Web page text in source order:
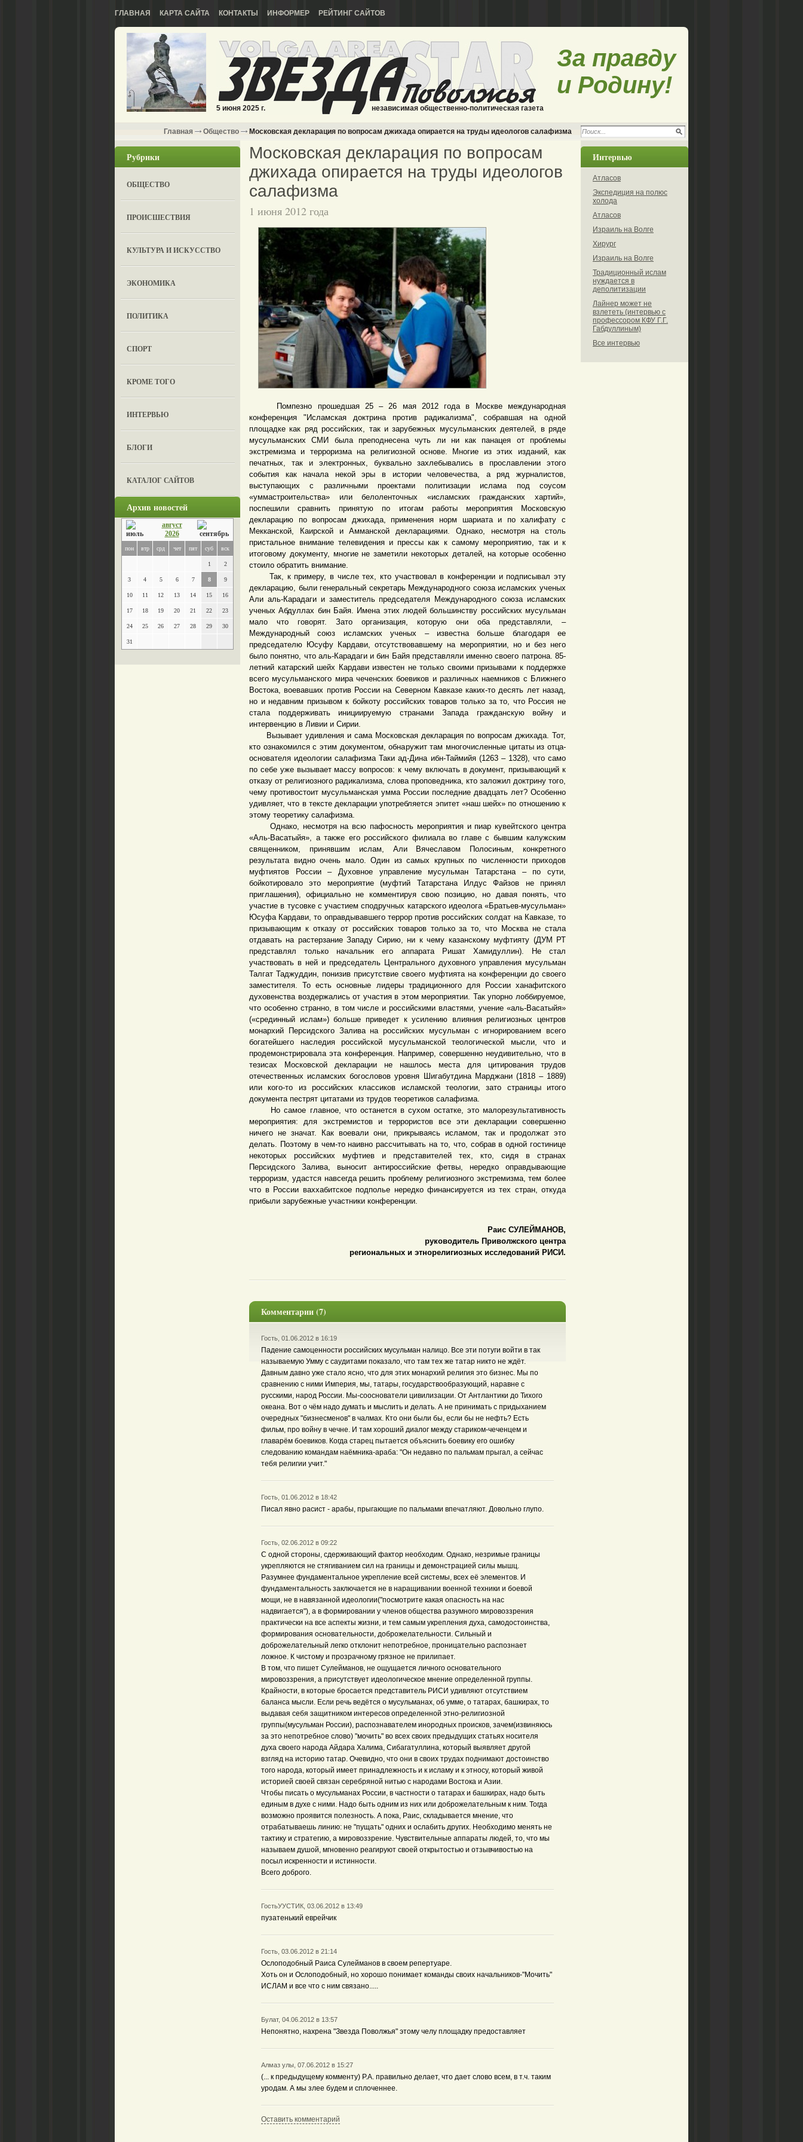
ГЛАВНАЯ КАРТА САЙТА КОНТАКТЫ ИНФОРМЕР РЕЙТИНГ САЙТОВ
5 июня 2025 г. независимая общественно-политическая газета
За правду
и Родину!
Главная Общество Московская декларация по вопросам джихада опирается на труды идеологов салафизма
Рубрики
ОБЩЕСТВО
ПРОИСШЕСТВИЯ
КУЛЬТУРА И ИСКУССТВО
ЭКОНОМИКА
ПОЛИТИКА
СПОРТ
КРОМЕ ТОГО
ИНТЕРВЬЮ
БЛОГИ
КАТАЛОГ САЙТОВ
Архив новостей
август
2026
пон втр срд чет пят суб вск
1 2
3 4 5 6 7 8 9
10 11 12 13 14 15 16
17 18 19 20 21 22 23
24 25 26 27 28 29 30
31
Московская декларация по вопросам
джихада опирается на труды идеологов
салафизма
1 июня 2012 года
Помпезно прошедшая 25 – 26 мая 2012 года в Москве международная
конференция "Исламская доктрина против радикализма", собравшая на одной
площадке как ряд российских, так и зарубежных мусульманских деятелей, в ряде
мусульманских СМИ была преподнесена чуть ли ни как панацея от проблемы
экстремизма и терроризма на религиозной основе. Многие из этих изданий, как
печатных, так и электронных, буквально захлебывались в прославлении этого
события как начала некой эры в истории человечества, а ряд журналистов,
выступающих с различными проектами политизации ислама под соусом
«уммастроительства» или белоленточных «исламских гражданских хартий»,
поспешили сравнить принятую по итогам работы мероприятия Московскую
декларацию по вопросам джихада, применения норм шариата и по халифату с
Мекканской, Каирской и Амманской декларациями. Однако, несмотря на столь
пристальное внимание телевидения и прессы как к самому мероприятию, так и к
итоговому документу, многие не заметили некоторых деталей, на которые особенно
стоило обратить внимание.
Так, к примеру, в числе тех, кто участвовал в конференции и подписывал эту
декларацию, были генеральный секретарь Международного союза исламских ученых
Али аль-Карадаги и заместитель председателя Международного союза исламских
ученых Абдуллах бин Байя. Имена этих людей большинству российских мусульман
мало что говорят. Зато организация, которую они оба представляли, –
Международный союз исламских ученых – известна больше благодаря ее
председателю Юсуфу Кардави, отсутствовавшему на мероприятии, но и без него
было понятно, что аль-Карадаги и бин Байя представляли именно своего патрона. 85-
летний катарский шейх Кардави известен не только своими призывами к поддержке
всего мусульманского мира чеченских боевиков и различных наемников с Ближнего
Востока, воевавших против России на Северном Кавказе каких-то десять лет назад,
но и недавним призывом к бойкоту российских товаров только за то, что Россия не
стала поддерживать инициируемую странами Запада гражданскую войну и
интервенцию в Ливии и Сирии.
Вызывает удивления и сама Московская декларация по вопросам джихада. Тот,
кто ознакомился с этим документом, обнаружит там многочисленные цитаты из отца-
основателя идеологии салафизма Таки ад-Дина ибн-Таймийя (1263 – 1328), что само
по себе уже вызывает массу вопросов: к чему включать в документ, призывающий к
отказу от религиозного радикализма, слова проповедника, кто заложил доктрину того,
чему противостоит мусульманская умма России последние двадцать лет? Особенно
удивляет, что в тексте декларации употребляется эпитет «наш шейх» по отношению к
этому теоретику салафизма.
Однако, несмотря на всю пафосность мероприятия и пиар кувейтского центра
«Аль-Васатыйя», а также его российского филиала во главе с бывшим калужским
священником, принявшим ислам, Али Вячеславом Полосиным, конкретного
результата видно очень мало. Один из самых крупных по численности приходов
муфтиятов России – Духовное управление мусульман Татарстана – по сути,
бойкотировало это мероприятие (муфтий Татарстана Илдус Файзов не принял
приглашения), официально не комментируя свою позицию, но давая понять, что
участие в тусовке с участием сподручных катарского идеолога «Братьев-мусульман»
Юсуфа Кардави, то оправдывавшего террор против российских солдат на Кавказе, то
призывающим к отказу от российских товаров только за то, что Москва не стала
отдавать на растерзание Западу Сирию, ни к чему казанскому муфтияту (ДУМ РТ
представлял только начальник его аппарата Ришат Хамидуллин). Не стал
участвовать в ней и председатель Центрального духовного управления мусульман
Талгат Таджуддин, понизив присутствие своего муфтията на конференции до своего
заместителя. То есть основные лидеры традиционного для России ханафитского
духовенства воздержались от участия в этом мероприятии. Так упорно лоббируемое,
что особенно странно, в том числе и российскими властями, учение «аль-Васатыйя»
(«срединный ислам») больше приведет к усилению влияния религиозных центров
монархий Персидского Залива на российских мусульман с игнорированием всего
богатейшего наследия российской мусульманской теологической мысли, что и
продемонстрировала эта конференция. Например, совершенно неудивительно, что в
тезисах Московской декларации не нашлось места для цитирования трудов
отечественных исламских богословов уровня Шигабутдина Марджани (1818 – 1889)
или кого-то из российских классиков исламской теологии, зато страницы итого
документа пестрят цитатами из трудов теоретиков салафизма.
Но самое главное, что останется в сухом остатке, это малорезультативность
мероприятия: для экстремистов и террористов все эти декларации совершенно
ничего не значат. Как воевали они, прикрываясь исламом, так и продолжат это
делать. Поэтому в чем-то наивно рассчитывать на то, что, собрав в одной гостинице
некоторых российских муфтиев и представителей тех, кто, сидя в странах
Персидского Залива, выносит антироссийские фетвы, нередко оправдывающие
терроризм, удастся навсегда решить проблему религиозного экстремизма, тем более
что в России ваххабитское подполье нередко финансируется из тех стран, откуда
прибыли зарубежные участники конференции.
Раис СУЛЕЙМАНОВ,
руководитель Приволжского центра
региональных и этнорелигиозных исследований РИСИ.
Комментарии (7)
Гость, 01.06.2012 в 16:19
Падение самоценности российских мусульман налицо. Все эти потуги войти в так
называемую Умму с саудитами показало, что там тех же татар никто не ждёт.
Давным давно уже стало ясно, что для этих монархий религия это бизнес. Мы по
сравнению с ними Империя, мы, татары, государствообразующий, наравне с
русскими, народ России. Мы-сооснователи цивилизации. От Антлантики до Тихого
океана. Вот о чём надо думать и мыслить и делать. А не принимать с придыханием
очередных "бизнесменов" в чалмах. Кто они были бы, если бы не нефть? Есть
фильм, про войну в чечне. И там хороший диалог между стариком-чеченцем и
главарём боевиков. Когда старец пытается объяснить боевику его ошибку
следованию командам наёмника-араба: "Он недавно по пальмам прыгал, а сейчас
тебя религии учит."
Гость, 01.06.2012 в 18:42
Писал явно расист - арабы, прыгающие по пальмами впечатляют. Довольно глупо.
Гость, 02.06.2012 в 09:22
С одной стороны, сдерживающий фактор необходим. Однако, незримые границы
укрепляются не стягиванием сил на границы и демонстрацией силы мышц.
Разумнее фундаментальное укрепление всей системы, всех её элементов. И
фундаментальность заключается не в наращивании военной техники и боевой
мощи, не в навязанной идеологии("посмотрите какая опасность на нас
надвигается"), а в формировании у членов общества разумного мировоззрения
практически на все аспекты жизни, и тем самым укрепления духа, самодостоинства,
формирования основательности, доброжелательности. Сильный и
доброжелательный легко отклонит непотребное, проницательно распознает
ложное. К чистому и прозрачному грязное не прилипает.
В том, что пишет Сулейманов, не ощущается личного основательного
мировоззрения, а присутствует идеологическое мнение определенной группы.
Крайности, в которые бросается представитель РИСИ удивляют отсутствием
баланса мысли. Если речь ведётся о мусульманах, об умме, о татарах, башкирах, то
выдавая себя защитником интересов определенной этно-религиозной
группы(мусульман России), распознавателем инородных происков, зачем(извиняюсь
за это непотребное слово) "мочить" во всех своих предыдущих статьях носителя
духа своего народа Айдара Халима, Сибагатуллина, который выявляет другой
взгляд на историю татар. Очевидно, что они в своих трудах поднимают достоинство
того народа, который имеет принадлежность и к исламу и к этносу, который живой
историей своей связан серебряной нитью с народами Востока и Азии.
Чтобы писать о мусульманах России, в частности о татарах и башкирах, надо быть
единым в духе с ними. Надо быть одним из них или доброжелательным к ним. Тогда
возможно проявится полезность. А пока, Раис, складывается мнение, что
отрабатываешь линию: не "пущать" одних и ослабить других. Необходимо менять не
тактику и стратегию, а мировоззрение. Чувствительные аппараты людей, то, что мы
называем душой, мгновенно реагируют своей открытостью и отзывчивостью на
посыл искренности и истинности.
Всего доброго.
ГостьУУСТИК, 03.06.2012 в 13:49
пузатенький еврейчик
Гость, 03.06.2012 в 21:14
Ослоподобный Раиса Сулейманов в своем репертуаре.
Хоть он и Ослоподобный, но хорошо понимает команды своих начальников-"Мочить"
ИСЛАМ и все что с ним связано.....
Булат, 04.06.2012 в 13:57
Непонятно, нахрена "Звезда Поволжья" этому челу площадку предоставляет
Алмаз улы, 07.06.2012 в 15:27
(... к предыдущему комменту) Р.А. правильно делает, что дает слово всем, в т.ч. таким
уродам. А мы злее будем и сплоченнее.
Оставить комментарий
Интервью
Атласов
Экспедиция на полюс
холода
Атласов
Израиль на Волге
Хирург
Израиль на Волге
Традиционный ислам
нуждается в
деполитизации
Лайнер может не
взлететь (интервью с
профессором КФУ Г.Г.
Габдуллиным)
Все интервью